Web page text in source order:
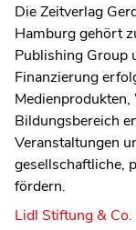
Die Zeitverlag
Hamburg gehört
Publishing Group
Finanzierung
Bildungsbereich
Veranstaltungen
gesellschaftliche,
fördern.
Lidl Stiftung &